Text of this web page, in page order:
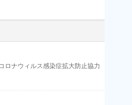
ロナウィルス感染症拡大防止協力